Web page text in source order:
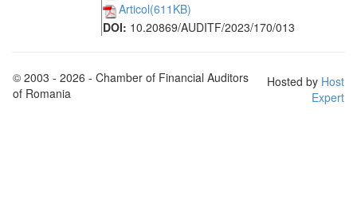
Articol(611KB)
DOI: 10.20869/AUDITF/2023/170/013
© 2003 - 2026 - Chamber of Financial Auditors
of Romania
Hosted by Host
Expert